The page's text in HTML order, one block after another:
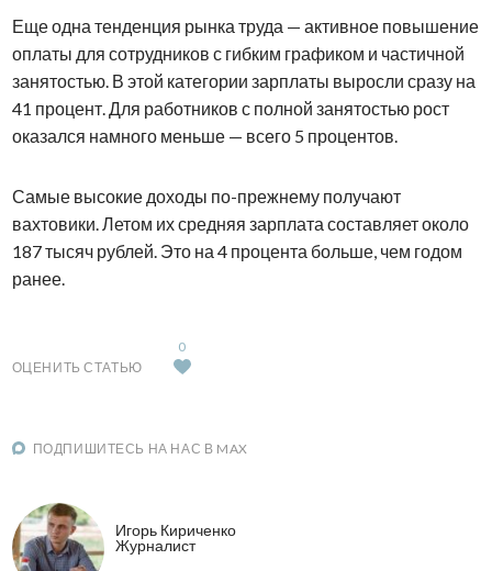
Еще одна тенденция рынка труда — активное повышение
оплаты для сотрудников с гибким графиком и частичной
занятостью. В этой категории зарплаты выросли сразу на
41 процент. Для работников с полной занятостью рост
оказался намного меньше — всего 5 процентов.
Самые высокие доходы по-прежнему получают
вахтовики. Летом их средняя зарплата составляет около
187 тысяч рублей. Это на 4 процента больше, чем годом
ранее.
ОЦЕНИТЬ СТАТЬЮ
0
ПОДПИШИТЕСЬ НА НАС В MAX
Игорь Кириченко
Журналист